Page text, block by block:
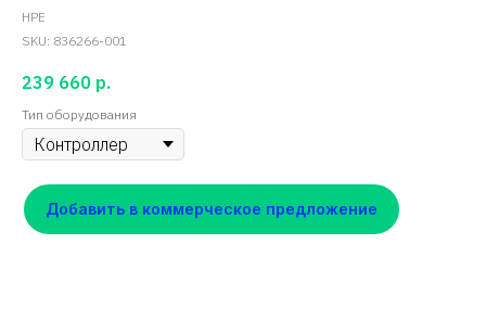
HPE
SKU: 836266-001
239 660 р.
Тип оборудования
Добавить в коммерческое предложение